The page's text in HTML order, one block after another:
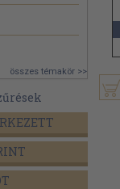
összes témakör >>